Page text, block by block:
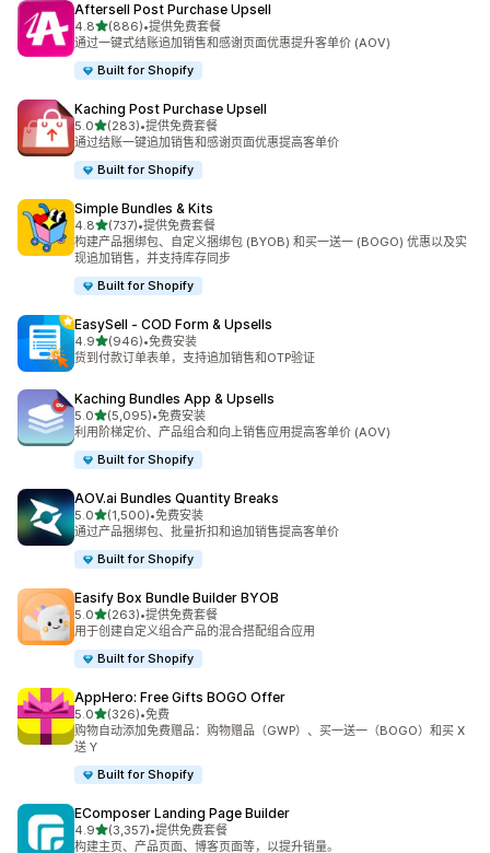
Aftersell Post Purchase Upsell
4.8星（满分 5 星）
(886)
总共 886 条评论
•提供免费套餐
通过一键式结账追加销售和感谢页面优惠提升客单价 (AOV)
Built for Shopify
Kaching Post Purchase Upsell
5.0星（满分 5 星）
(283)
总共 283 条评论
•提供免费套餐
通过结账一键追加销售和感谢页面优惠提高客单价
Built for Shopify
Simple Bundles & Kits
4.8星（满分 5 星）
(737)
总共 737 条评论
•提供免费套餐
构建产品捆绑包、自定义捆绑包 (BYOB) 和买一送一 (BOGO) 优惠以及实
现追加销售，并支持库存同步
Built for Shopify
EasySell ‑ COD Form & Upsells
4.9星（满分 5 星）
(946)
总共 946 条评论
•免费安装
货到付款订单表单，支持追加销售和OTP验证
Kaching Bundles App & Upsells
5.0星（满分 5 星）
(5,095)
总共 5095 条评论
•免费安装
利用阶梯定价、产品组合和向上销售应用提高客单价 (AOV)
Built for Shopify
AOV.ai Bundles Quantity Breaks
5.0星（满分 5 星）
(1,500)
总共 1500 条评论
•免费安装
通过产品捆绑包、批量折扣和追加销售提高客单价
Built for Shopify
Easify Box Bundle Builder BYOB
5.0星（满分 5 星）
(263)
总共 263 条评论
•提供免费套餐
用于创建自定义组合产品的混合搭配组合应用
Built for Shopify
AppHero: Free Gifts BOGO Offer
5.0星（满分 5 星）
(326)
总共 326 条评论
•免费
购物自动添加免费赠品：购物赠品（GWP）、买一送一（BOGO）和买 X
送 Y
Built for Shopify
EComposer Landing Page Builder
4.9星（满分 5 星）
(3,357)
总共 3357 条评论
•提供免费套餐
构建主页、产品页面、博客页面等，以提升销量。